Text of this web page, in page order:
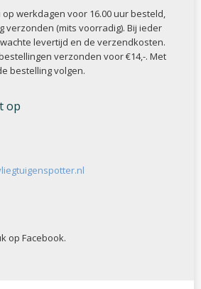
werkdagen voor 16.00 uur besteld,
verzonden (mits voorradig). Bij ieder
levertijd en de verzendkosten.
verzonden voor €14,-. Met
bestelling volgen.
op
op Facebook.